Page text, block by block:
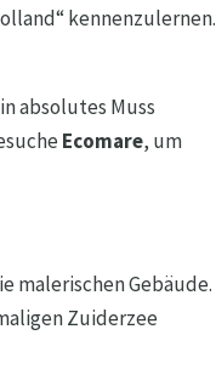
kennenzulernen.
absolutes Muss
Ecomare, um
malerischen Gebäude.
Zuiderzee